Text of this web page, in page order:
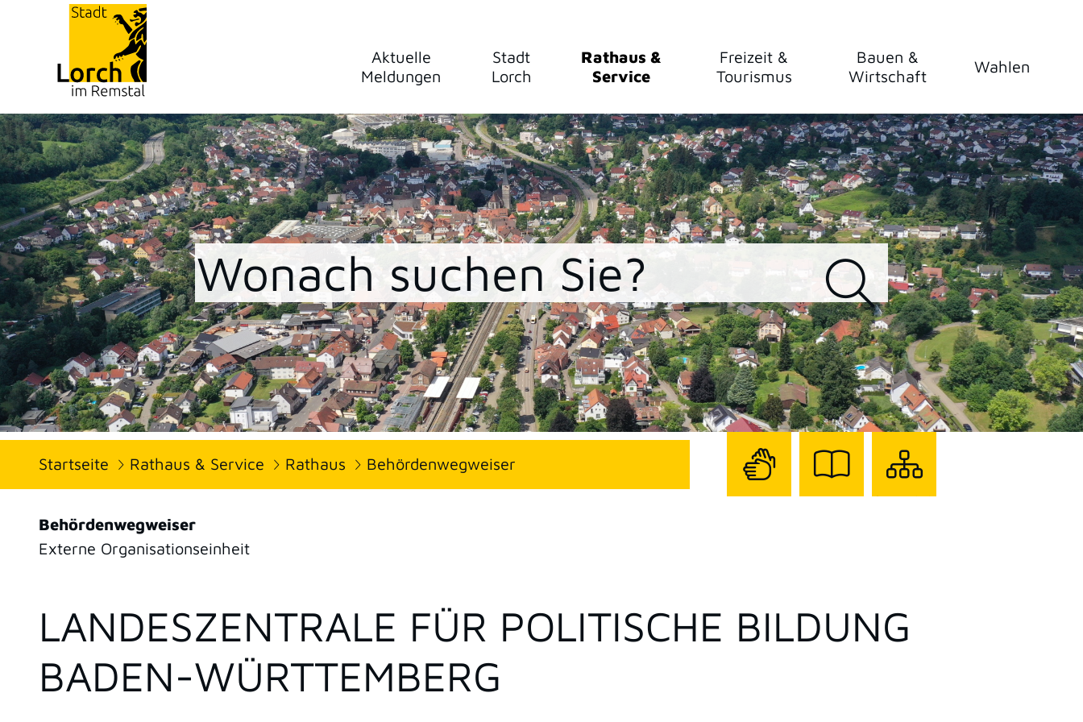
Aktuelle
Meldungen
Stadt
Lorch
Rathaus &
Service
Freizeit &
Tourismus
Bauen &
Wirtschaft
Wahlen
Startseite Rathaus & Service Rathaus Behördenwegweiser
Behördenwegweiser
Externe Organisationseinheit
LANDESZENTRALE FÜR POLITISCHE BILDUNG
BADEN-WÜRTTEMBERG